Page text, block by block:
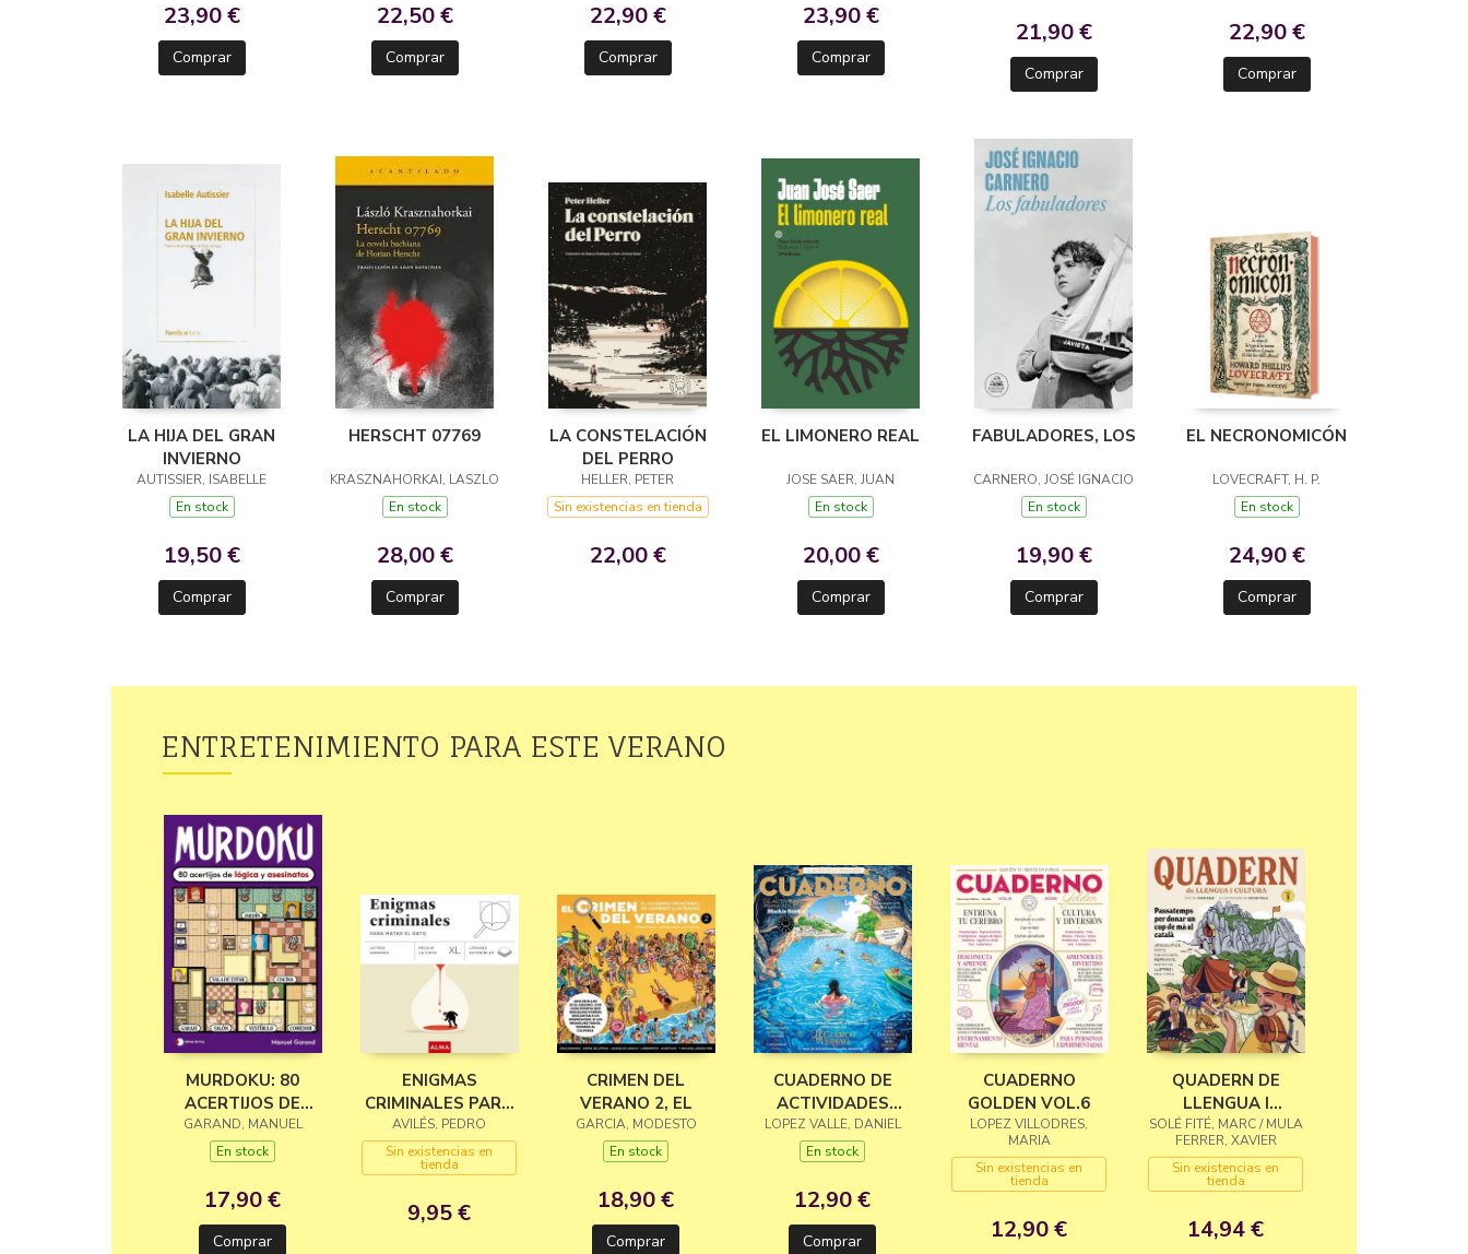
23,90 €
Comprar
22,50 €
Comprar
22,90 €
Comprar
23,90 €
Comprar
21,90 €
Comprar
22,90 €
Comprar
LA HIJA DEL GRAN
INVIERNO
AUTISSIER, ISABELLE
En stock
19,50 €
Comprar
HERSCHT 07769
KRASZNAHORKAI, LASZLO
En stock
28,00 €
Comprar
LA CONSTELACIÓN
DEL PERRO
HELLER, PETER
Sin existencias en tienda
22,00 €
EL LIMONERO REAL
JOSE SAER, JUAN
En stock
20,00 €
Comprar
FABULADORES, LOS
CARNERO, JOSÉ IGNACIO
En stock
19,90 €
Comprar
EL NECRONOMICÓN
LOVECRAFT, H. P.
En stock
24,90 €
Comprar
ENTRETENIMIENTO PARA ESTE VERANO
MURDOKU: 80
ACERTIJOS DE
LÓGICA Y
ASESINATOS
GARAND, MANUEL
En stock
17,90 €
Comprar
ENIGMAS
CRIMINALES PARA
MATAR EL RATO
(XL)
AVILÉS, PEDRO
Sin existencias en
tienda
9,95 €
CRIMEN DEL
VERANO 2, EL
GARCIA, MODESTO
En stock
18,90 €
Comprar
CUADERNO DE
ACTIVIDADES
PARA ADULTOS
VOL.15
LOPEZ VALLE, DANIEL
En stock
12,90 €
Comprar
CUADERNO
GOLDEN VOL.6
LOPEZ VILLODRES,
MARIA
Sin existencias en
tienda
12,90 €
QUADERN DE
LLENGUA I
CULTURA
SOLÉ FITÉ, MARC / MULA
FERRER, XAVIER
Sin existencias en
tienda
14,94 €